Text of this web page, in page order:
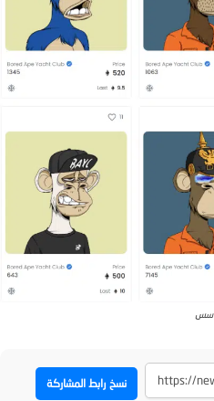
سس
نسخ رابط المشاركة